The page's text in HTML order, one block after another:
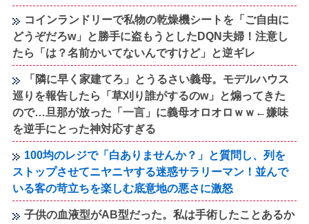
コインランドリーで私物の乾燥機シートを「ご自由に
どうぞだろw」と勝手に盗もうとしたDQN夫婦！注意し
たら「は？名前かいてないんですけど」と逆ギレ
「隣に早く家建てろ」とうるさい義母。モデルハウス
巡りを報告したら「草刈り誰がするのw」と煽ってきた
ので…旦那が放った「一言」に義母オロオロｗｗ←嫌味
を逆手にとった神対応すぎる
100均のレジで「白ありませんか？」と質問し、列を
ストップさせてニヤニヤする迷惑サラリーマン！並んで
いる客の苛立ちを楽しむ底意地の悪さに激怒
子供の血液型がAB型だった。私は手術したことあるか